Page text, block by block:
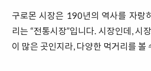
구로몬 시장은 190년의 역사를 자랑
리는 “전통시장”입니다. 시장인데, 시
이 많은 곳인지라, 다양한 먹거리를 볼